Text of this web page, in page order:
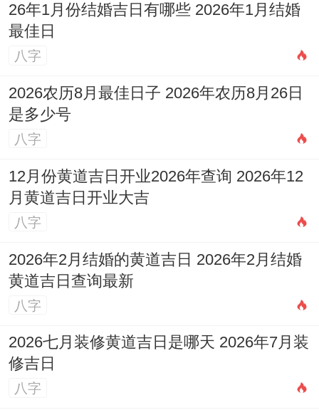
姻容易闹危机。
（3）流年的天干地支跟夫妻星合上了，婚
接跑了。
（4）男的要是碰到比劫或者财星当值的流
年再加上流年的地支跟日支或者月支刑冲合
害，婚姻肯定不安生，不是两口子吵架，就
是闹离婚，严重的可能一方生病、受伤甚至
出大事。
（5）女的要是遇到食伤或者官星当值的流
年再加上流年的地支跟日支或者月支刑冲合
害，婚姻也容易亮红灯，不是两口子闹别
扭，就是离婚，搞不好一方身体出问题。
（1）配偶星（财星或者官星）要是在年柱
26年1月份结婚吉日有哪些 2026年1月结婚
最佳日
八字
2026农历8月最佳日子 2026年农历8月26日
是多少号
八字
12月份黄道吉日开业2026年查询 2026年12
月黄道吉日开业大吉
八字
2026年2月结婚的黄道吉日 2026年2月结婚
黄道吉日查询最新
八字
2026七月装修黄道吉日是哪天 2026年7月装
修吉日
八字